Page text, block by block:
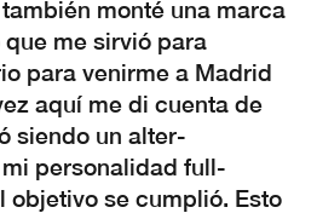
monté una marca
me sirvió para
para venirme a Madrid
aquí me di cuenta de
siendo un alter-
personalidad full-
objetivo se cumplió. Esto